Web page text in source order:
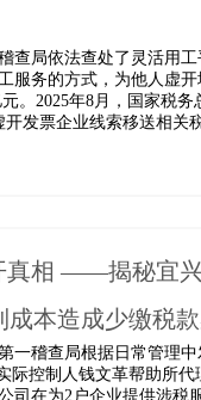
查局依法查处了灵活用
服务的方式，为他人虚
。2025年8月，国家税
发票企业线索移送相
真相 ——揭秘宜
本造成少缴税
一稽查局根据日常管理
际控制人钱文革帮助所
司在为2户企业提供涉